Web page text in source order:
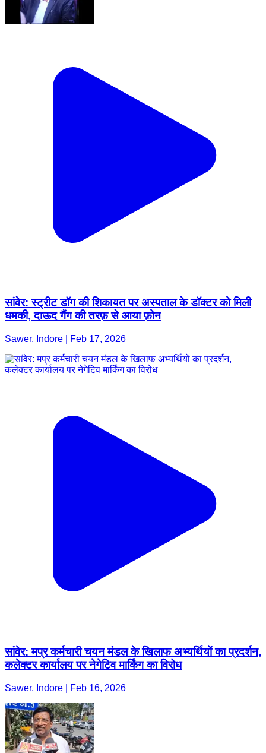
सांवेर: स्ट्रीट डॉग की शिकायत पर अस्पताल के डॉक्टर को मिली
धमकी, दाऊद गैंग की तरफ़ से आया फ़ोन
Sawer, Indore | Feb 17, 2026
सांवेर: मप्र कर्मचारी चयन मंडल के खिलाफ अभ्यर्थियों का प्रदर्शन,
कलेक्टर कार्यालय पर नेगेटिव मार्किंग का विरोध
Sawer, Indore | Feb 16, 2026